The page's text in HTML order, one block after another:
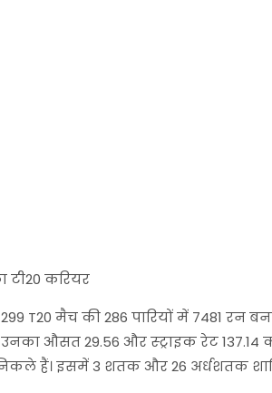
टी20 करियर
T20 मैच की 286 पारियों में 7481 रन
औसत 29.56 और स्ट्राइक रेट 137.14
हैं। इसमें 3 शतक और 26 अर्धशतक